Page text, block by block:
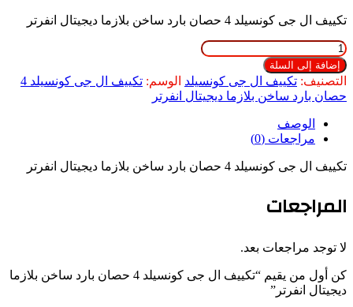
تكييف ال جى كونسيلد 4 حصان بارد ساخن بلازما ديجيتال انفرتر
كمية
تكييف
ال
جى
كونسيلد
حصان
ساخن
انفرتر
إضافة إلى السلة
التصنيف: تكييف ال جى كونسيلد الوسم:
تكييف ال جى كونسيلد 4
حصان بارد ساخن بلازما ديجيتال انفرتر
الوصف
مراجعات (0)
تكييف ال جى كونسيلد 4 حصان بارد ساخن بلازما ديجيتال انفرتر
المراجعات
لا توجد مراجعات بعد.
كن أول من يقيم “تكييف ال جى كونسيلد 4 حصان بارد ساخن بلازما
ديجيتال انفرتر”